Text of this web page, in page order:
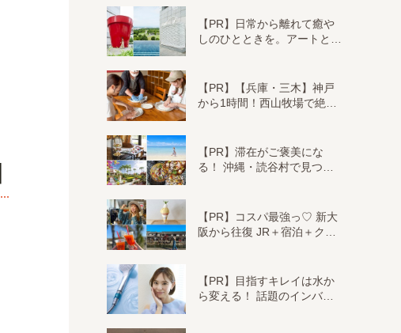
【PR】日常から離れて癒や
しのひとときを。アートと…
【PR】【兵庫・三木】神戸
から1時間！西山牧場で絶…
【PR】滞在がご褒美にな
る！ 沖縄・読谷村で見つ…
【PR】コスパ最強っ♡ 新大
阪から往復 JR＋宿泊＋ク…
【PR】目指すキレイは水か
ら変える！ 話題のインバ…